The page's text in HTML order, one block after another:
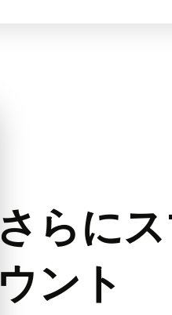
さらに
ウント